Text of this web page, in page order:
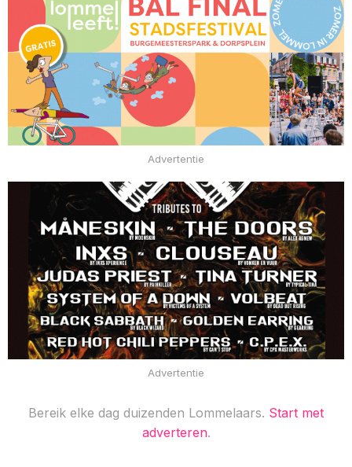
Advertentie
Advertentie
Bereik elke dag duizenden Lommelaars. Start met
adverteren.